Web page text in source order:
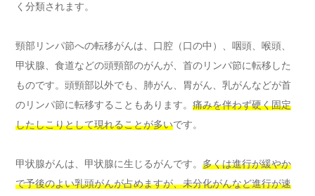
く分類されます。
頸部リンパ節への転移がんは、口腔（口の中）、咽頭、喉頭、
甲状腺、食道などの頭頸部のがんが、首のリンパ節に転移した
ものです。頭頸部以外でも、肺がん、胃がん、乳がんなどが首
のリンパ節に転移することもあります。 痛みを伴わず硬く固定
したしこりとして現れることが多いです。
甲状腺がんは、甲状腺に生じるがんです。 多くは進行が緩やか
で予後のよい乳頭がんが占めますが、未分化がんなど進行が速